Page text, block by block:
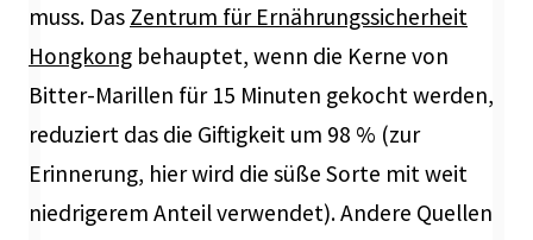
muss. Das Zentrum für Ernährungssicherheit
Hongkong behauptet, wenn die Kerne von
Bitter-Marillen für 15 Minuten gekocht werden,
reduziert das die Giftigkeit um 98 % (zur
Erinnerung, hier wird die süße Sorte mit weit
niedrigerem Anteil verwendet). Andere Quellen